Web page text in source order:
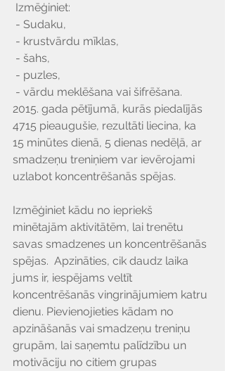
Izmēģiniet:
- Sudaku,
- krustvārdu mīklas,
- šahs,
- puzles,
- vārdu meklēšana vai šifrēšana.
2015. gada pētījumā, kurās piedalījās
4715 pieaugušie, rezultāti liecina, ka
15 minūtes dienā, 5 dienas nedēļā, ar
smadzeņu treniņiem var ievērojami
uzlabot koncentrēšanās spējas.
Izmēģiniet kādu no iepriekš
minētajām aktivitātēm, lai trenētu
savas smadzenes un koncentrēšanās
spējas.  Apzināties, cik daudz laika
jums ir, iespējams veltīt
koncentrēšanās vingrinājumiem katru
dienu. Pievienojieties kādam no
apzināšanās vai smadzeņu treniņu
grupām, lai saņemtu palīdzību un
motivāciju no citiem grupas